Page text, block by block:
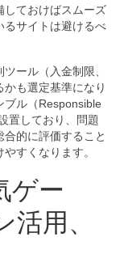
しておけばスムーズ
るサイトは避けるべ
ール（入金制限、
も選定基準になり
ブル（Responsible
置しており、問題
的に評価すること
すくなります。
ゲー
用、